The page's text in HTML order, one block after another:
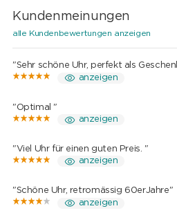
Kundenmeinungen
alle Kundenbewertungen anzeigen
"Sehr schöne Uhr, perfekt als
anzeigen
"Optimal "
anzeigen
"Viel Uhr für einen guten Preis. "
anzeigen
"Schöne Uhr, retromässig 60erJahre"
anzeigen